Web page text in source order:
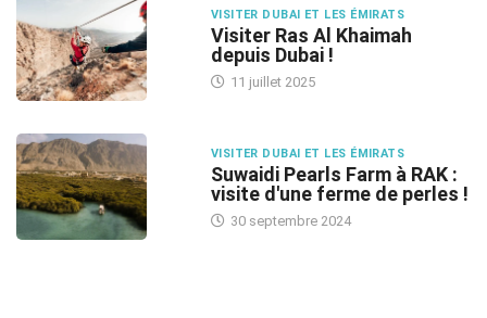
VISITER DUBAI ET LES ÉMIRATS
Visiter Ras Al Khaimah
depuis Dubai !
11 juillet 2025
VISITER DUBAI ET LES ÉMIRATS
Suwaidi Pearls Farm à RAK :
visite d'une ferme de perles !
30 septembre 2024